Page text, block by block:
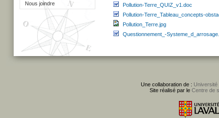
Nous joindre
Pollution-Terre_QUIZ_v1.doc
Pollution-Terre_Tableau_concepts-
Pollution_Terre.jpg
Questionnement_-
Une collaboration de : Université
Site réalisé par le Centre de